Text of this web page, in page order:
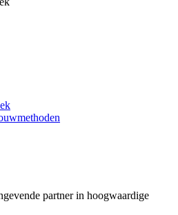
partner in hoogwaardige